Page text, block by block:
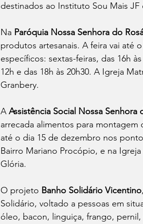
destinados ao Instituto Sou Mais JF
Na Paróquia Nossa Senhora do
produtos artesanais. A feira vai até
específicos: sextas-feiras, das 16h
12h e das 18h às 20h30. A Igreja
Granbery.
A Assistência Social Nossa Senhora
arrecada alimentos para
até o dia 15 de dezembro nos
Bairro Mariano Procópio, e na
Glória.
O projeto Banho Solidário Vicentino
Solidário, voltado a pessoas em
óleo, bacon, linguiça, frango,